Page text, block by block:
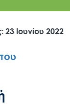
Ιουνίου 2022